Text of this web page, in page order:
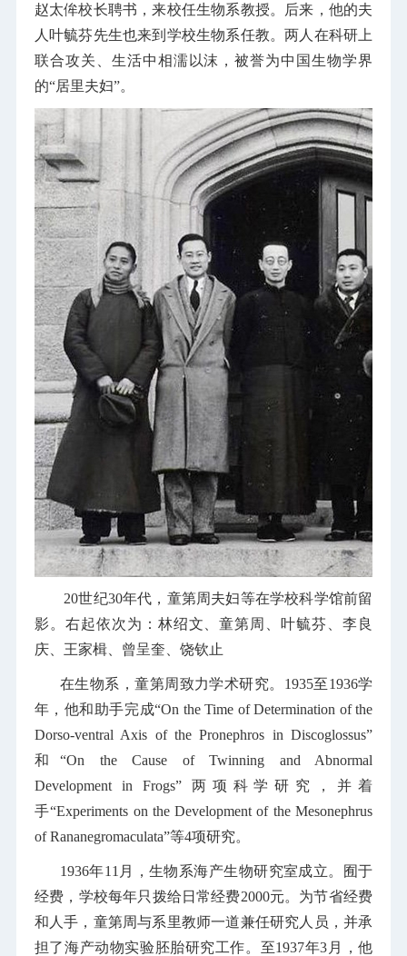
赵太侔校长聘书，来校任生物系教授。后来，他的夫
人叶毓芬先生也来到学校生物系任教。两人在科研上
联合攻关、生活中相濡以沫，被誉为中国生物学界
的“居里夫妇”。
20世纪30年代，童第周夫妇等在学校科学馆前留
影。右起依次为：林绍文、童第周、叶毓芬、李良
庆、王家楫、曾呈奎、饶钦止
在生物系，童第周致力学术研究。1935至1936学
年，他和助手完成“On the Time of Determination of the
Dorso-ventral Axis of the Pronephros in Discoglossus”
和“On the Cause of Twinning and Abnormal
Development in Frogs” 两项科学研究，并着
手“Experiments on the Development of the Mesonephrus
of Rananegromaculata”等4项研究。
1936年11月，生物系海产生物研究室成立。囿于
经费，学校每年只拨给日常经费2000元。为节省经费
和人手，童第周与系里教师一道兼任研究人员，并承
担了海产动物实验胚胎研究工作。至1937年3月，他